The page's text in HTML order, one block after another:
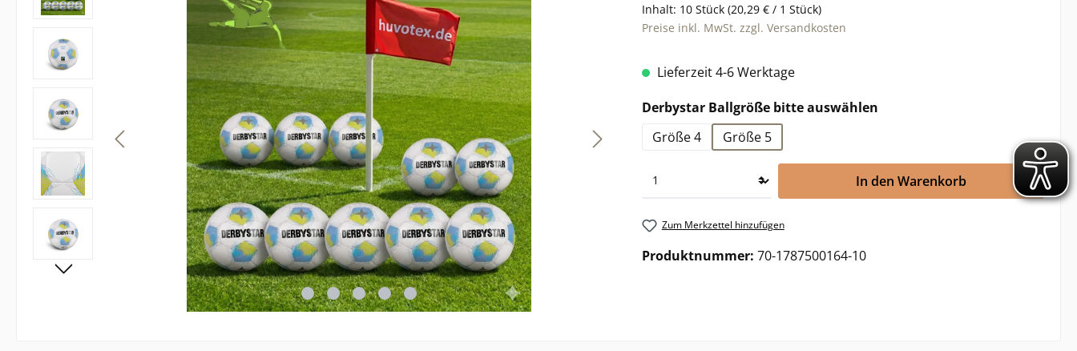
Inhalt: 10 Stück (20,29 € / 1 Stück)
Preise inkl. MwSt. zzgl. Versandkosten
Lieferzeit 4-6 Werktage
Derbystar Ballgröße bitte auswählenauswählen
Größe 4
Größe 5
In den Warenkorb
Zum Merkzettel hinzufügen
Produktnummer: 70-1787500164-10